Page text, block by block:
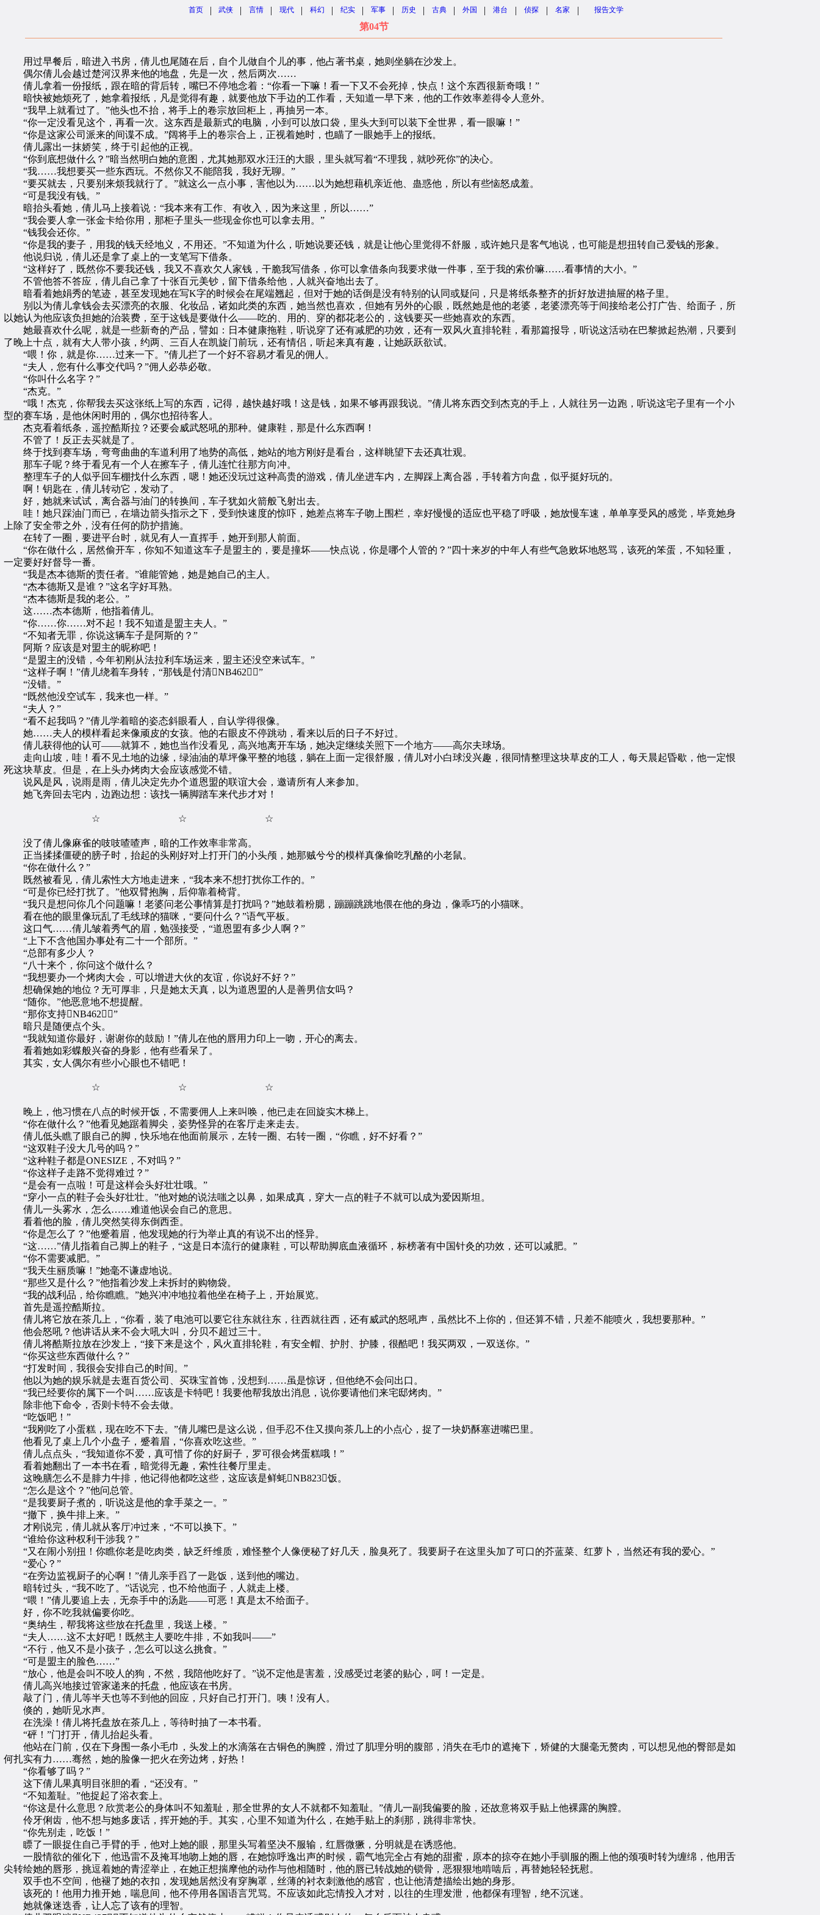
首页 | 武侠 | 言情 | 现代 | 科幻 | 纪实 | 军事 | 历史 | 古典 | 外国 | 港台 | 侦探 | 名家 | 报告文学
第04节
用过早餐后，暗进入书房，倩儿也尾随在后，自个儿做自个儿的事，他占著书桌，她则坐躺在沙发上。
偶尔倩儿会越过楚河汉界来他的地盘，先是一次，然后两次……
倩儿拿着一份报纸，跟在暗的背后转，嘴巳不停地念着：“你看一下嘛！看一下又不会死掉，快点！这个东西很新奇哦！”
暗快被她烦死了，她拿着报纸，凡是觉得有趣，就要他放下手边的工作看，天知道一早下来，他的工作效率差得令人意外。
“我早上就看过了。”他头也不抬，将手上的卷宗放回柜上，再抽另一本。
“你一定没看见这个，再看一次。这东西是最新式的电脑，小到可以放口袋，里头大到可以装下全世界，看一眼嘛！”
“你是这家公司派来的间谍不成。”阔将手上的卷宗合上，正视着她时，也瞄了一眼她手上的报纸。
倩儿露出一抹娇笑，终于引起他的正视。
“你到底想做什么？”暗当然明白她的意图，尤其她那双水汪汪的大眼，里头就写着“不理我，就吵死你”的决心。
“我……我想要买一些东西玩。不然你又不能陪我，我好无聊。”
“要买就去，只要别来烦我就行了。”就这么一点小事，害他以为……以为她想藉机亲近他、蛊惑他，所以有些恼怒成羞。
“可是我没有钱。”
暗抬头看她，倩儿马上接着说：“我本来有工作、有收入，因为来这里，所以……”
“我会要人拿一张金卡给你用，那柜子里头一些现金你也可以拿去用。”
“钱我会还你。”
“你是我的妻子，用我的钱天经地义，不用还。”不知道为什么，听她说要还钱，就是让他心里觉得不舒服，或许她只是客气地说，也可能是想扭转自己爱钱的形象。
他说归说，倩儿还是拿了桌上的一支笔写下借条。
“这样好了，既然你不要我还钱，我又不喜欢欠人家钱，干脆我写借条，你可以拿借条向我要求做一件事，至于我的索价嘛……看事情的大小。”
不管他答不答应，倩儿自己拿了十张百元美钞，留下借条给他，人就兴奋地出去了。
暗看着她娟秀的笔迹，甚至发现她在写K字的时候会在尾端翘起，但对于她的话倒是没有特别的认同或疑问，只是将纸条整齐的折好放进抽屉的格子里。
别以为倩儿拿钱会去买漂亮的衣服、化妆品，诸如此类的东西，她当然也喜欢，但她有另外的心眼，既然她是他的老婆，老婆漂亮等于间接给老公打广告、给面子，所
以她认为他应该负担她的治装费，至于这钱是要做什么——吃的、用的、穿的都花老公的，这钱要买一些她喜欢的东西。
她最喜欢什么呢，就是一些新奇的产品，譬如：日本健康拖鞋，听说穿了还有减肥的功效，还有一双风火直排轮鞋，看那篇报导，听说这活动在巴黎掀起热潮，只要到
了晚上十点，就有大人带小孩，约两、三百人在凯旋门前玩，还有情侣，听起来真有趣，让她跃跃欲试。
“喂！你，就是你……过来一下。”倩儿拦了一个好不容易才看见的佣人。
“夫人，您有什么事交代吗？”佣人必恭必敬。
“你叫什么名字？”
“杰克。”
“哦！杰克，你帮我去买这张纸上写的东西，记得，越快越好哦！这是钱，如果不够再跟我说。”倩儿将东西交到杰克的手上，人就往另一边跑，听说这宅子里有一个小
型的赛车场，是他休闲时用的，偶尔也招待客人。
杰克看着纸条，遥控酷斯拉？还要会威武怒吼的那种。健康鞋，那是什么东西啊！
不管了！反正去买就是了。
终于找到赛车场，弯弯曲曲的车道利用了地势的高低，她站的地方刚好是看台，这样眺望下去还真壮观。
那车子呢？终于看见有一个人在擦车子，倩儿连忙往那方向冲。
整理车子的人似乎回车棚找什么东西，嗯！她还没玩过这种高贵的游戏，倩儿坐进车内，左脚踩上离合器，手转着方向盘，似乎挺好玩的。
啊！钥匙在，倩儿转动它，发动了。
好，她就来试试，离合器与油门的转换间，车子犹如火箭般飞射出去。
哇！她只踩油门而已，在墙边箭头指示之下，受到快速度的惊吓，她差点将车子吻上围栏，幸好慢慢的适应也平稳了呼吸，她放慢车速，单单享受风的感觉，毕竟她身
上除了安全带之外，没有任何的防护措施。
在转了一圈，要进平台时，就见有人一直挥手，她开到那人前面。
“你在做什么，居然偷开车，你知不知道这车子是盟主的，要是撞坏——快点说，你是哪个人管的？”四十来岁的中年人有些气急败坏地怒骂，该死的笨蛋，不知轻重，
一定要好好督导一番。
“我是杰本德斯的责任者。”谁能管她，她是她自己的主人。
“杰本德斯又是谁？”这名字好耳熟。
“杰本德斯是我的老公。”
这……杰本德斯，他指着倩儿。
“你……你……对不起！我不知道是盟主夫人。”
“不知者无罪，你说这辆车子是阿斯的？”
阿斯？应该是对盟主的昵称吧！
“是盟主的没错，今年初刚从法拉利车场运来，盟主还没空来试车。”
“这样子啊！”倩儿绕着车身转，“那钱是付清NB462？”
“没错。”
“既然他没空试车，我来也一样。”
“夫人？”
“看不起我吗？”倩儿学着暗的姿态斜眼看人，自认学得很像。
她……夫人的模样看起来像顽皮的女孩。他的右眼皮不停跳动，看来以后的日子不好过。
倩儿获得他的认可——就算不，她也当作没看见，高兴地离开车场，她决定继续关照下一个地方——高尔夫球场。
走向山坡，哇！看不见土地的边缘，绿油油的草坪像平整的地毯，躺在上面一定很舒服，倩儿对小白球没兴趣，很同情整理这块草皮的工人，每天晨起昏歇，他一定恨
死这块草皮。但是，在上头办烤肉大会应该感觉不错。
说风是风，说雨是雨，倩儿决定先办个道恩盟的联谊大会，邀请所有人来参加。
她飞奔回去宅内，边跑边想：该找一辆脚踏车来代步才对！
☆ ☆ ☆
没了倩儿像麻雀的吱吱喳喳声，暗的工作效率非常高。
正当揉揉僵硬的膀子时，抬起的头刚好对上打开门的小头颅，她那贼兮兮的模样真像偷吃乳酪的小老鼠。
“你在做什么？”
既然被看见，倩儿索性大方地走进来，“我本来不想打扰你工作的。”
“可是你已经打扰了。”他双臂抱胸，后仰靠着椅背。
“我只是想问你几个问题嘛！老婆问老公事情算是打扰吗？”她鼓着粉腮，蹦蹦跳跳地偎在他的身边，像乖巧的小猫咪。
看在他的眼里像玩乱了毛线球的猫咪，“要问什么？”语气平板。
这口气……倩儿皱着秀气的眉，勉强接受，“道恩盟有多少人啊？”
“上下不含他国办事处有二十一个部所。”
“总部有多少人？
“八十来个，你问这个做什么？
“我想要办一个烤肉大会，可以增进大伙的友谊，你说好不好？”
想确保她的地位？无可厚非，只是她太天真，以为道恩盟的人是善男信女吗？
“随你。”他恶意地不想提醒。
“那你支持NB462！”
暗只是随便点个头。
“我就知道你最好，谢谢你的鼓励！”倩儿在他的唇用力印上一吻，开心的离去。
看着她如彩蝶般兴奋的身影，他有些看呆了。
其实，女人偶尔有些小心眼也不错吧！
☆ ☆ ☆
晚上，他习惯在八点的时候开饭，不需要佣人上来叫唤，他已走在回旋实木梯上。
“你在做什么？”他看见她踞着脚尖，姿势怪异的在客厅走来走去。
倩儿低头瞧了眼自己的脚，快乐地在他面前展示，左转一圈、右转一圈，“你瞧，好不好看？”
“这双鞋子没大几号的吗？”
“这种鞋子都是ONESIZE，不对吗？”
“你这样子走路不觉得难过？”
“是会有一点啦！可是这样会头好壮壮哦。”
“穿小一点的鞋子会头好壮壮。”他对她的说法嗤之以鼻，如果成真，穿大一点的鞋子不就可以成为爱因斯坦。
倩儿一头雾水，怎么……难道他误会自己的意思。
看着他的脸，倩儿突然笑得东倒西歪。
“你是怎么了？”他蹙着眉，他发现她的行为举止真的有说不出的怪异。
“这……”倩儿指着自己脚上的鞋子，“这是日本流行的健康鞋，可以帮助脚底血液循环，标榜著有中国针灸的功效，还可以减肥。”
“你不需要减肥。”
“我天生丽质嘛！”她毫不谦虚地说。
“那些又是什么？”他指着沙发上未拆封的购物袋。
“我的战利品，给你瞧瞧。”她兴冲冲地拉着他坐在椅子上，开始展览。
首先是遥控酷斯拉。
倩儿将它放在茶几上，“你看，装了电池可以要它往东就往东，往西就往西，还有威武的怒吼声，虽然比不上你的，但还算不错，只差不能喷火，我想要那种。”
他会怒吼？他讲话从来不会大吼大叫，分贝不超过三十。
倩儿将酷斯拉放在沙发上，“接下来是这个，风火直排轮鞋，有安全帽、护肘、护膝，很酷吧！我买两双，一双送你。”
“你买这些东西做什么？”
“打发时间，我很会安排自己的时间。”
他以为她的娱乐就是去逛百货公司、买珠宝首饰，没想到……虽是惊讶，但他绝不会问出口。
“我已经要你的属下一个叫……应该是卡特吧！我要他帮我放出消息，说你要请他们来宅邸烤肉。”
除非他下命令，否则卡特不会去做。
“吃饭吧！”
“我刚吃了小蛋糕，现在吃不下去。”倩儿嘴巴是这么说，但手忍不住又摸向茶几上的小点心，捉了一块奶酥塞进嘴巴里。
他看见了桌上几个小盘子，蹙着眉，“你喜欢吃这些。”
倩儿点点头，“我知道你不爱，真可惜了你的好厨子，罗可很会烤蛋糕哦！”
看着她翻出了一本书在看，暗觉得无趣，索性往餐厅里走。
这晚膳怎么不是腓力牛排，他记得他都吃这些，这应该是鲜蚝NB823饭。
“怎么是这个？”他问总管。
“是我要厨子煮的，听说这是他的拿手菜之一。”
“撤下，换牛排上来。”
才刚说完，倩儿就从客厅冲过来，“不可以换下。”
“谁给你这种权利干涉我？”
“又在闹小别扭！你瞧你老是吃肉类，缺乏纤维质，难怪整个人像便秘了好几天，脸臭死了。我要厨子在这里头加了可口的芥蓝菜、红萝卜，当然还有我的爱心。”
“爱心？”
“在旁边监视厨子的心啊！”倩儿亲手舀了一匙饭，送到他的嘴边。
暗转过头，“我不吃了。”话说完，也不给他面子，人就走上楼。
“喂！”倩儿要追上去，无奈手中的汤匙——可恶！真是太不给面子。
好，你不吃我就偏要你吃。
“奥纳生，帮我将这些放在托盘里，我送上楼。”
“夫人……这不太好吧！既然主人要吃牛排，不如我叫——”
“不行，他又不是小孩子，怎么可以这么挑食。”
“可是盟主的脸色……”
“放心，他是会叫不咬人的狗，不然，我陪他吃好了。”说不定他是害羞，没感受过老婆的贴心，呵！一定是。
倩儿高兴地接过管家递来的托盘，他应该在书房。
敲了门，倩儿等半天也等不到他的回应，只好自己打开门。咦！没有人。
倏的，她听见水声。
在洗澡！倩儿将托盘放在茶几上，等待时抽了一本书看。
“砰！”门打开，倩儿抬起头看。
他站在门前，仅在下身围一条小毛巾，头发上的水滴落在古铜色的胸膛，滑过了肌理分明的腹部，消失在毛巾的遮掩下，矫健的大腿毫无赘肉，可以想见他的臀部是如
何扎实有力……骞然，她的脸像一把火在旁边烤，好热！
“你看够了吗？”
这下倩儿果真明目张胆的看，“还没有。”
“不知羞耻。”他捉起了浴衣套上。
“你这是什么意思？欣赏老公的身体叫不知羞耻，那全世界的女人不就都不知羞耻。”倩儿一副我偏要的脸，还故意将双手贴上他裸露的胸膛。
伶牙俐齿，他不想与她多废话，挥开她的手。其实，心里不知道为什么，在她手贴上的刹那，跳得非常快。
“你先别走，吃饭！”
瞟了一眼捉住自己手臂的手，他对上她的眼，那里头写着坚决不服输，红唇微獗，分明就是在诱惑他。
一股情欲的催化下，他迅雷不及掩耳地吻上她的唇，在她惊呼逸出声的时候，霸气地完全占有她的甜蜜，原本的掠夺在她小手驯服的圈上他的颈项时转为缠绵，他用舌
尖转绘她的唇形，挑逗着她的青涩举止，在她正想揣摩他的动作与他相随时，他的唇已转战她的锁骨，恶狠狠地啃啮后，再替她轻轻抚慰。
双手也不空间，他褪了她的衣扣，发现她居然没有穿胸罩，丝薄的衬衣刺激他的感官，也让他清楚描绘出她的身形。
该死的！他用力推开她，喘息间，他不停用各国语言咒骂。不应该如此忘情投入才对，以往的生理发泄，他都保有理智，绝不沉迷。
她就像迷迭香，让人忘了该有的理智。